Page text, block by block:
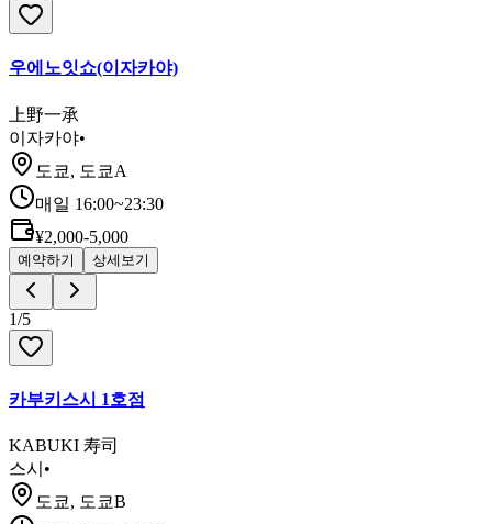
우에노잇쇼(이자카야)
上野一承
이자카야•
도쿄, 도쿄A
매일 16:00~23:30
¥2,000-5,000
예약하기 상세보기
1/5
카부키스시 1호점
KABUKI 寿司
스시 •
도쿄, 도쿄B